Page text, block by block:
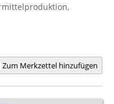
Zum Merkzettel hinzufügen